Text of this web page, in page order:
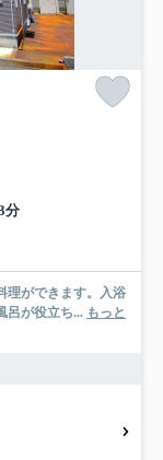
分
理ができます。入浴
呂が役立ち... もっと